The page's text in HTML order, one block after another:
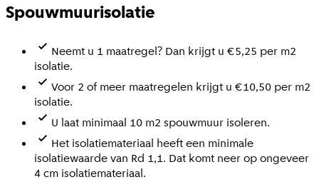
Spouwmuurisolatie
Neemt u 1 maatregel? Dan krijgt u €5,25 per m2
isolatie.
Voor 2 of meer maatregelen krijgt u €10,50 per m2
isolatie.
U laat minimaal 10 m2 spouwmuur isoleren.
Het isolatiemateriaal heeft een minimale
isolatiewaarde van Rd 1,1. Dat komt neer op ongeveer
4 cm isolatiemateriaal.